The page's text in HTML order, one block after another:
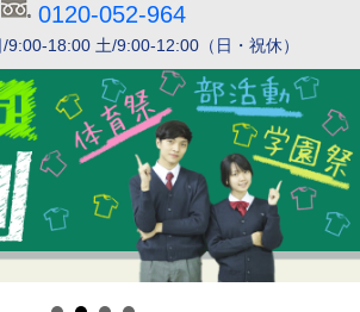
0120-052-964
9:00-18:00 土/9:00-12:00（日・祝休）